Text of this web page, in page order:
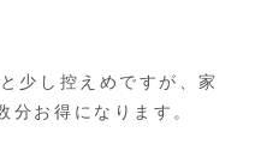
少し控えめですが、家
分お得になります。